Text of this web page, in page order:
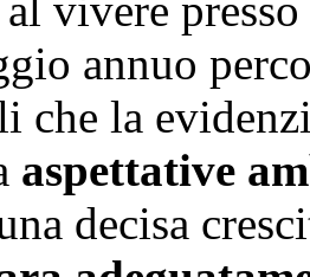
annuo
che la
aspettative
decisa